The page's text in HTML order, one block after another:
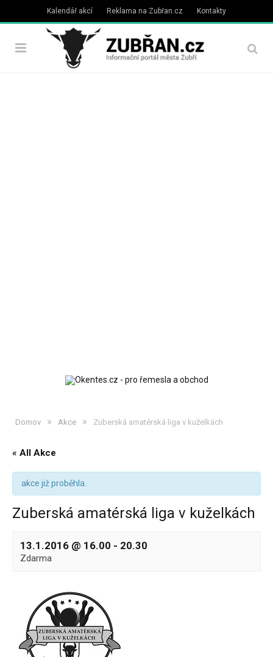
Kalendář akcí Reklama na Zubřan.cz Kontakty
Domov » Akce » Zuberská amatérská liga v kuželkách
« All Akce
akce již proběhla.
Zuberská amatérská liga v kuželkách
13.1.2016 @ 16.00 - 20.30
Zdarma